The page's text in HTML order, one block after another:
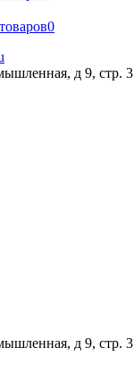
0
д 9, стр. 3
д 9, стр. 3